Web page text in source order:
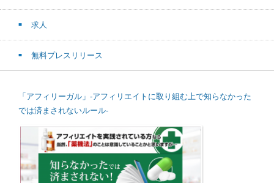
求人
無料プレスリリース
「アフィリーガル」-アフィリエイトに取り組む上で知らなかった
では済まされないルール-